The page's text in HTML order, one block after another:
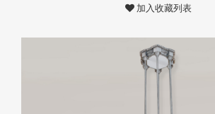
加入收藏列表